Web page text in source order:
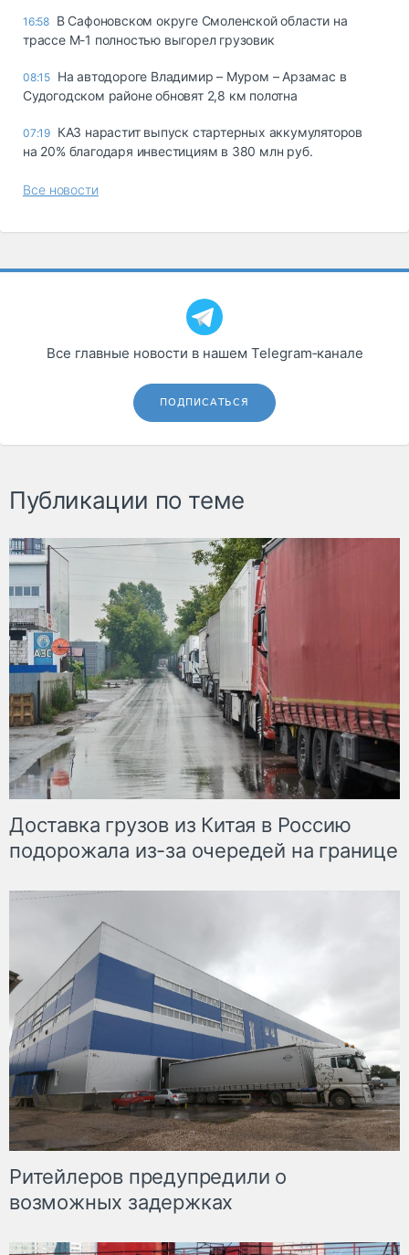
16:58 В Сафоновском округе Смоленской области на
трассе М-1 полностью выгорел грузовик
08:15 На автодороге Владимир – Муром – Арзамас в
Судогодском районе обновят 2,8 км полотна
07:19 КАЗ нарастит выпуск стартерных аккумуляторов
на 20% благодаря инвестициям в 380 млн руб.
Все новости
Все главные новости в нашем Telegram‑канале
ПОДПИСАТЬСЯ
Публикации по теме
Доставка грузов из Китая в Россию
подорожала из-за очередей на границе
Ритейлеров предупредили о
возможных задержках